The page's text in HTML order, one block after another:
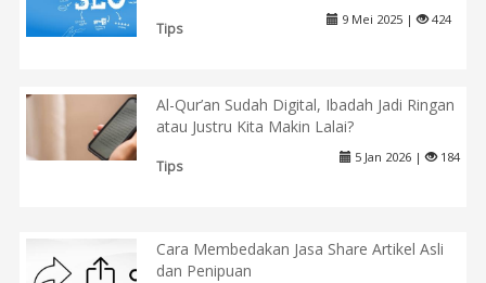
Tips
9 Mei 2025 | 424
Al-Qur’an Sudah Digital, Ibadah Jadi Ringan
atau Justru Kita Makin Lalai?
Tips
5 Jan 2026 | 184
Cara Membedakan Jasa Share Artikel Asli
dan Penipuan